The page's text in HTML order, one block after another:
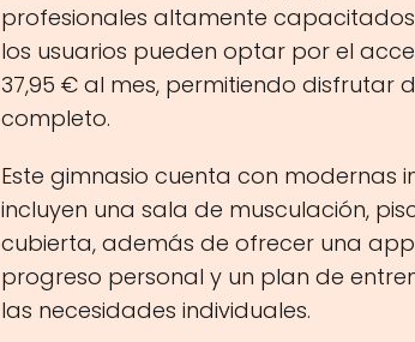
profesionales altamente
los usuarios pueden optar por el
37,95 € al mes, permitiendo disfrutar
completo.
Este gimnasio cuenta con modernas
incluyen una sala de musculación,
cubierta, además de ofrecer una
progreso personal y un plan de
las necesidades individuales.